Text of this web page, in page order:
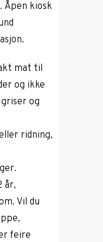
Åpen kiosk
mat til
og ikke
og
ridning,
år,
Vil du
feire